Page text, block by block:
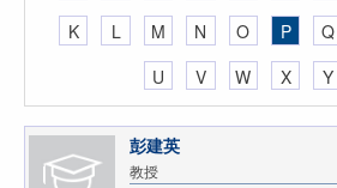
K
L M N O P Q
U
V W X Y
彭建英
教授